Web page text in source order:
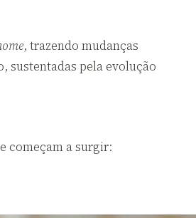
, trazendo mudanças
sustentadas pela evolução
começam a surgir: